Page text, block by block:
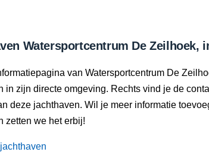
Watersportcentrum De Zeilhoek,
van Watersportcentrum De
in zijn directe omgeving. Rechts vind je de
deze jachthaven. Wil je meer informatie
zetten we het erbij!